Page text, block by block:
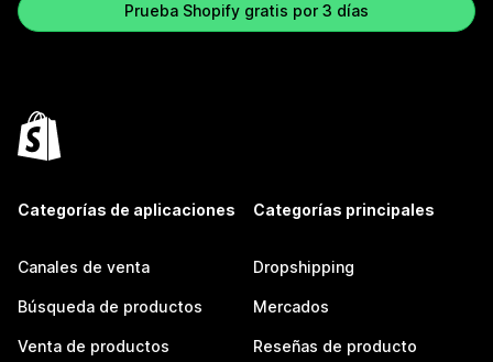
Prueba Shopify gratis por 3 días
Categorías de aplicaciones
Canales de venta
Búsqueda de productos
Venta de productos
Categorías principales
Dropshipping
Mercados
Reseñas de producto